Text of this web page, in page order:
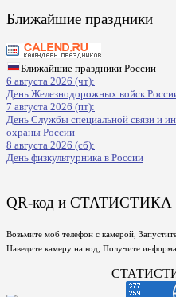
Ближайшие праздники
Ближайшие праздники России
6 августа 2026 (чт):
День Железнодорожных войск
7 августа 2026 (пт):
День Службы специальной связи и
охраны России
8 августа 2026 (сб):
День физкультурника в России
QR-код и СТАТИСТИКА
Возьмите моб телефон с камерой,
Наведите камеру на код, Получите